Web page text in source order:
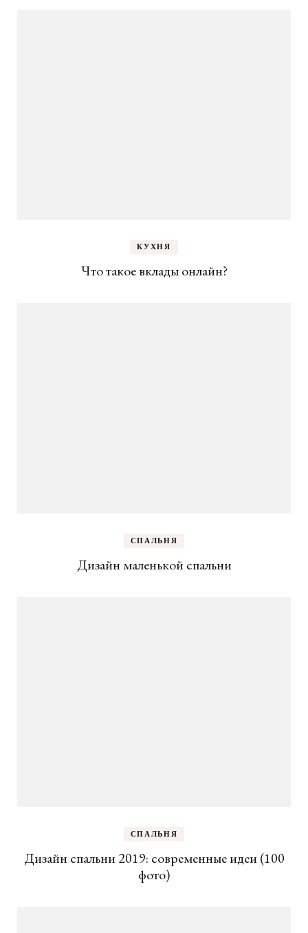
КУХНЯ
Что такое вклады онлайн?
СПАЛЬНЯ
Дизайн маленькой спальни
СПАЛЬНЯ
Дизайн спальни 2019: современные идеи (100
фото)